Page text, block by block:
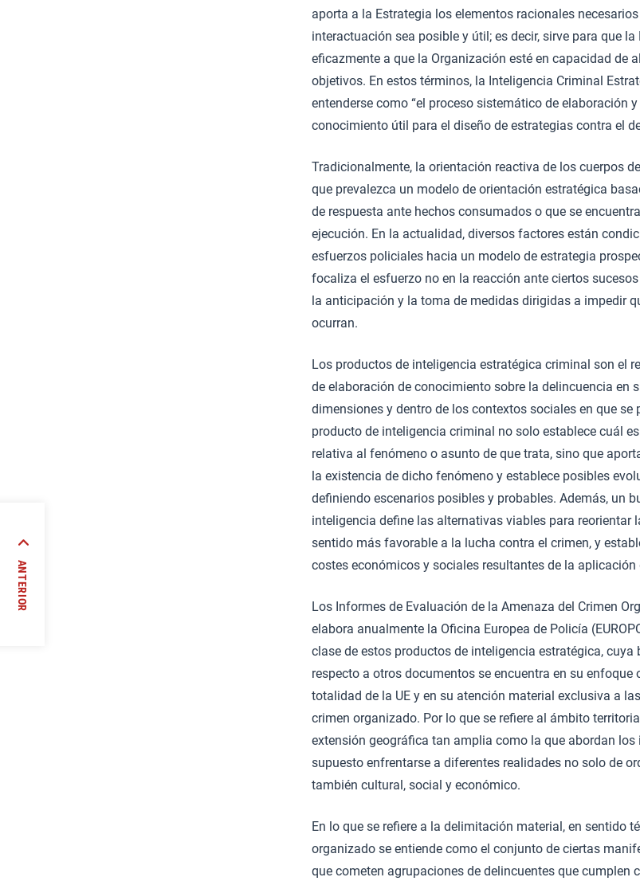
aporta a la Estrategia los elementos racionales
interactuación sea posible y útil; es decir, sirve para que
eficazmente a que la Organización esté en capacidad de
objetivos. En estos términos, la Inteligencia Criminal
entenderse como “el proceso sistemático de elaboración
conocimiento útil para el diseño de estrategias contra el
Tradicionalmente, la orientación reactiva de los cuerpos
que prevalezca un modelo de orientación estratégica
de respuesta ante hechos consumados o que se
ejecución. En la actualidad, diversos factores están
esfuerzos policiales hacia un modelo de estrategia
focaliza el esfuerzo no en la reacción ante ciertos
la anticipación y la toma de medidas dirigidas a impedir
ocurran.
Los productos de inteligencia estratégica criminal son el
de elaboración de conocimiento sobre la delincuencia en
dimensiones y dentro de los contextos sociales en que se
producto de inteligencia criminal no solo establece cuál
relativa al fenómeno o asunto de que trata, sino que
la existencia de dicho fenómeno y establece posibles
definiendo escenarios posibles y probables. Además, un
inteligencia define las alternativas viables para reorientar
sentido más favorable a la lucha contra el crimen, y
costes económicos y sociales resultantes de la aplicación
Los Informes de Evaluación de la Amenaza del Crimen
elabora anualmente la Oficina Europea de Policía
clase de estos productos de inteligencia estratégica, cuya
respecto a otros documentos se encuentra en su enfoque
totalidad de la UE y en su atención material exclusiva a
crimen organizado. Por lo que se refiere al ámbito
extensión geográfica tan amplia como la que abordan los
supuesto enfrentarse a diferentes realidades no solo de
también cultural, social y económico.
En lo que se refiere a la delimitación material, en sentido
organizado se entiende como el conjunto de ciertas
que cometen agrupaciones de delincuentes que cumplen
ANTERIOR